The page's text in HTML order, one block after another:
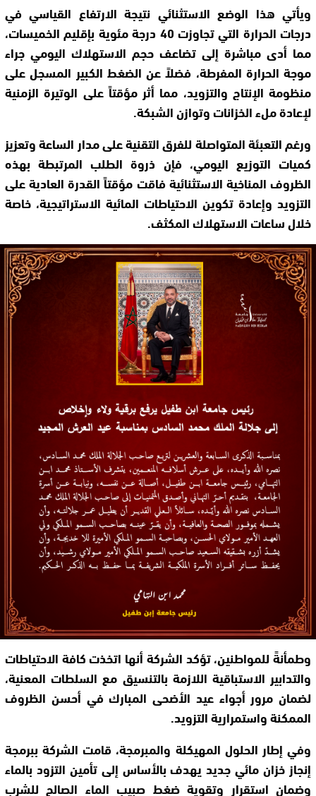
ويأتي هذا الوضع الاستثنائي نتيجة الارتفاع القياسي في
درجات الحرارة التي تجاوزت 40 درجة مئوية بإقليم الخميسات،
مما أدى مباشرة إلى تضاعف حجم الاستهلاك اليومي جراء
موجة الحرارة المفرطة، فضلاً عن الضغط الكبير المسجل على
منظومة الإنتاج والتزويد، مما أثر مؤقتاً على الوتيرة الزمنية
لإعادة ملء الخزانات وتوازن الشبكة.
ورغم التعبئة المتواصلة للفرق التقنية على مدار الساعة وتعزيز
كميات التوزيع اليومي، فإن ذروة الطلب المرتبطة بهذه
الظروف المناخية الاستثنائية فاقت مؤقتاً القدرة العادية على
التزويد وإعادة تكوين الاحتياطات المائية الاستراتيجية، خاصة
خلال ساعات الاستهلاك المكثف.
وطمأنةً للمواطنين، تؤكد الشركة أنها اتخذت كافة الاحتياطات
والتدابير الاستباقية اللازمة بالتنسيق مع السلطات المعنية،
لضمان مرور أجواء عيد الأضحى المبارك في أحسن الظروف
الممكنة واستمرارية التزويد.
وفي إطار الحلول المهيكلة والمبرمجة، قامت الشركة ببرمجة
إنجاز خزان مائي جديد يهدف بالأساس إلى تأمين التزود بالماء
وضمان استقرار وتقوية ضغط صبيب الماء الصالح للشرب